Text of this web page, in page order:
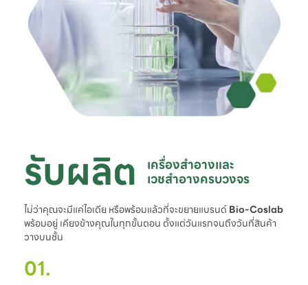
รับผลิต เครื่องสำอางและ
เวชสำอางครบวงจร
ไม่ว่าคุณจะมีแค่ไอเดีย หรือพร้อมแล้วที่จะขยายแบรนด์Bio-Coslab
พร้อมอยู่ เคียงข้างคุณในทุกขั้นตอน ตั้งแต่วันแรกจนถึงวันที่สินค้า
วางบนชั้น
01.